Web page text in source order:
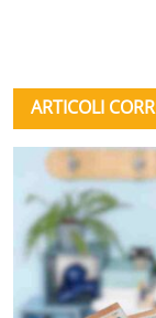
ARTICOLI